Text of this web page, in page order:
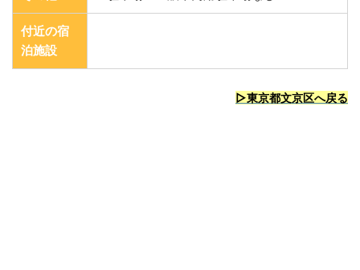
付近の宿
泊施設
▷東京都文京区へ戻る